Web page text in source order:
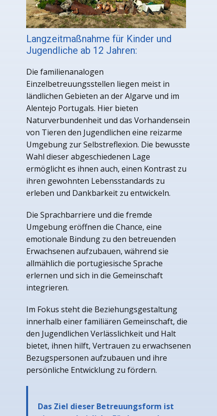
Langzeitmaßnahme für Kinder und
Jugendliche ab 12 Jahren:
Die familienanalogen
Einzelbetreuungsstellen liegen meist in
ländlichen Gebieten an der Algarve und im
Alentejo Portugals. Hier bieten
Naturverbundenheit und das Vorhandensein
von Tieren den Jugendlichen eine reizarme
Umgebung zur Selbstreflexion. Die bewusste
Wahl dieser abgeschiedenen Lage
ermöglicht es ihnen auch, einen Kontrast zu
ihren gewohnten Lebensstandards zu
erleben und Dankbarkeit zu entwickeln.
Die Sprachbarriere und die fremde
Umgebung eröffnen die Chance, eine
emotionale Bindung zu den betreuenden
Erwachsenen aufzubauen, während sie
allmählich die portugiesische Sprache
erlernen und sich in die Gemeinschaft
integrieren.
Im Fokus steht die Beziehungsgestaltung
innerhalb einer familiären Gemeinschaft, die
den Jugendlichen Verlässlichkeit und Halt
bietet, ihnen hilft, Vertrauen zu erwachsenen
Bezugspersonen aufzubauen und ihre
persönliche Entwicklung zu fördern.
Das Ziel dieser Betreuungsform ist